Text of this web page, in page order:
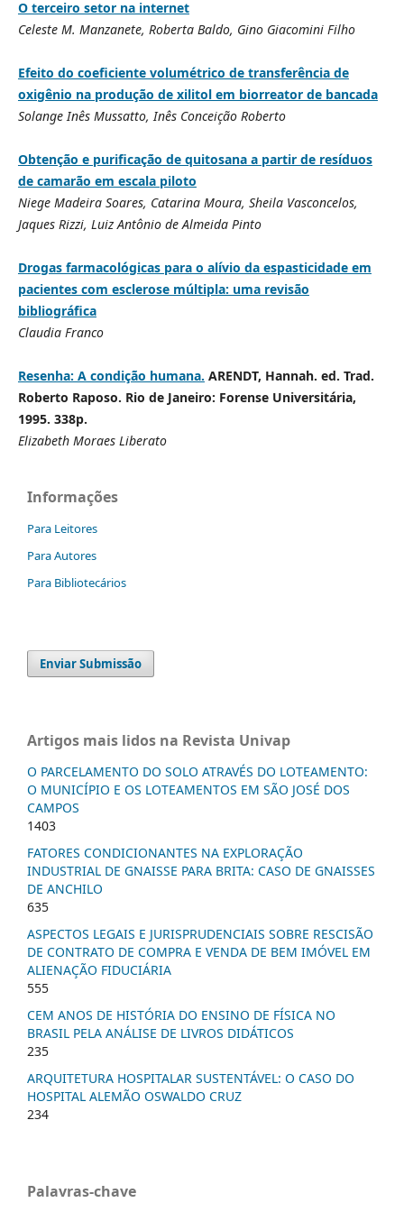
O terceiro setor na internet
Celeste M. Manzanete, Roberta Baldo, Gino Giacomini Filho
Efeito do coeficiente volumétrico de transferência de
oxigênio na produção de xilitol em biorreator de bancada
Solange Inês Mussatto, Inês Conceição Roberto
Obtenção e purificação de quitosana a partir de resíduos
de camarão em escala piloto
Niege Madeira Soares, Catarina Moura, Sheila Vasconcelos,
Jaques Rizzi, Luiz Antônio de Almeida Pinto
Drogas farmacológicas para o alívio da espasticidade em
pacientes com esclerose múltipla: uma revisão
bibliográfica
Claudia Franco
Resenha: A condição humana. ARENDT, Hannah. ed. Trad.
Roberto Raposo. Rio de Janeiro: Forense Universitária,
1995. 338p.
Elizabeth Moraes Liberato
Informações
Para Leitores
Para Autores
Para Bibliotecários
Enviar Submissão
Artigos mais lidos na Revista Univap
O PARCELAMENTO DO SOLO ATRAVÉS DO LOTEAMENTO:
O MUNICÍPIO E OS LOTEAMENTOS EM SÃO JOSÉ DOS
CAMPOS
1403
FATORES CONDICIONANTES NA EXPLORAÇÃO
INDUSTRIAL DE GNAISSE PARA BRITA: CASO DE GNAISSES
DE ANCHILO
635
ASPECTOS LEGAIS E JURISPRUDENCIAIS SOBRE RESCISÃO
DE CONTRATO DE COMPRA E VENDA DE BEM IMÓVEL EM
ALIENAÇÃO FIDUCIÁRIA
555
CEM ANOS DE HISTÓRIA DO ENSINO DE FÍSICA NO
BRASIL PELA ANÁLISE DE LIVROS DIDÁTICOS
235
ARQUITETURA HOSPITALAR SUSTENTÁVEL: O CASO DO
HOSPITAL ALEMÃO OSWALDO CRUZ
234
Palavras-chave